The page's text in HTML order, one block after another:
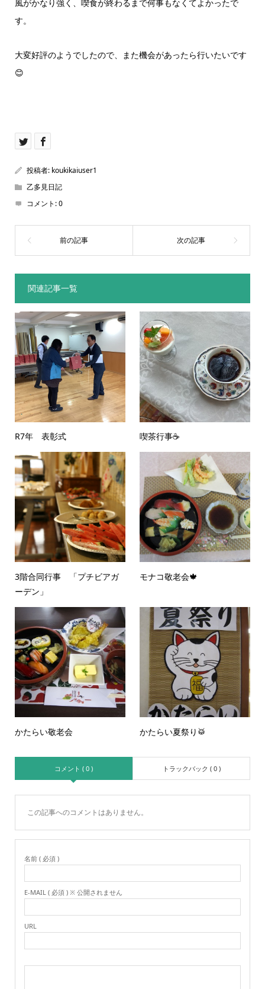
風がかなり強く、喫食が終わるまで何事もなくてよかったで
す。
大変好評のようでしたので、また機会があったら行いたいです
😊
投稿者: koukikaiuser1
乙多見日記
コメント:0
関連記事一覧
R7年 表彰式 喫茶行事☕
3階合同行事 「プチビアガ
ーデン」
モナコ敬老会🍁
かたらい敬老会 かたらい夏祭り🥁
コメント ( 0 ) トラックバック ( 0 )
この記事へのコメントはありません。
名前 ( 必須 )
E-MAIL ( 必須 ) ※ 公開されません
URL